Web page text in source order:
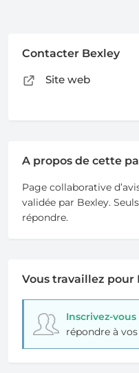
Contacter Bexley
Site web
A propos de cette
Page collaborative
validée par Bexley.
répondre.
Vous travaillez pour
Inscrivez-
répondre à vos